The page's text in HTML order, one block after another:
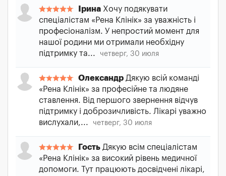
Ірина Хочу подякувати
спеціалістам «Рена Клінік» за уважність і
професіоналізм. У непростий момент для
нашої родини ми отримали необхідну
підтримку та...
четверг, 30 июля
Олександр Дякую всій команді
«Рена Клінік» за професійне та людяне
ставлення. Від першого звернення відчув
підтримку і доброзичливість. Лікарі уважно
вислухали,...
четверг, 30 июля
Гость Дякую всім спеціалістам
«Рена Клінік» за високий рівень медичної
допомоги. Тут працюють досвідчені лікарі,